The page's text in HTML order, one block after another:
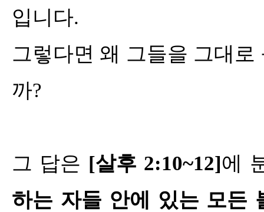
입니다.
그렇다면 왜 그들을 그대
까?
그 답은 [살후 2:10~12]에
하는 자들 안에 있는 모든